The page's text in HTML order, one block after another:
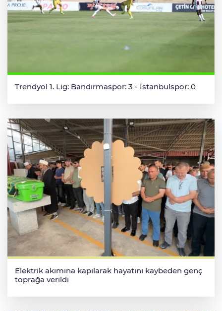
Trendyol 1. Lig: Bandırmaspor: 3 - İstanbulspor: 0
Elektrik akımına kapılarak hayatını kaybeden genç
toprağa verildi